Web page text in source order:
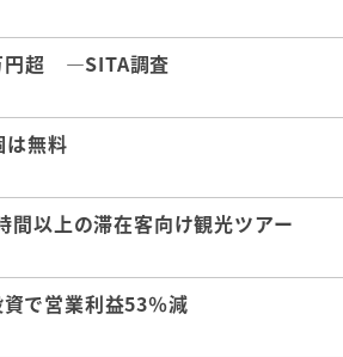
円超 ―SITA調査
は無料
以上の滞在客向け観光ツアー
で営業利益53％減